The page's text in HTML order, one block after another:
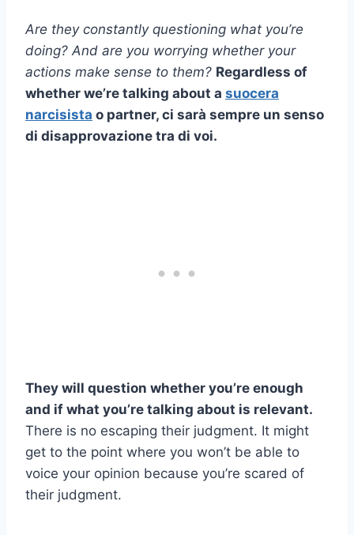
Are they constantly questioning what you’re
doing? And are you worrying whether your
actions make sense to them? Regardless of
whether we’re talking about a suocera
narcisista o partner, ci sarà sempre un senso
di disapprovazione tra di voi.
They will question whether you’re enough
and if what you’re talking about is relevant.
There is no escaping their judgment. It might
get to the point where you won’t be able to
voice your opinion because you’re scared of
their judgment.